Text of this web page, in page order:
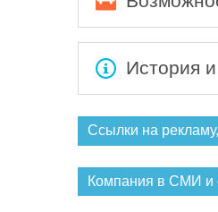
История
Ссылки на
Компания в СМИ и